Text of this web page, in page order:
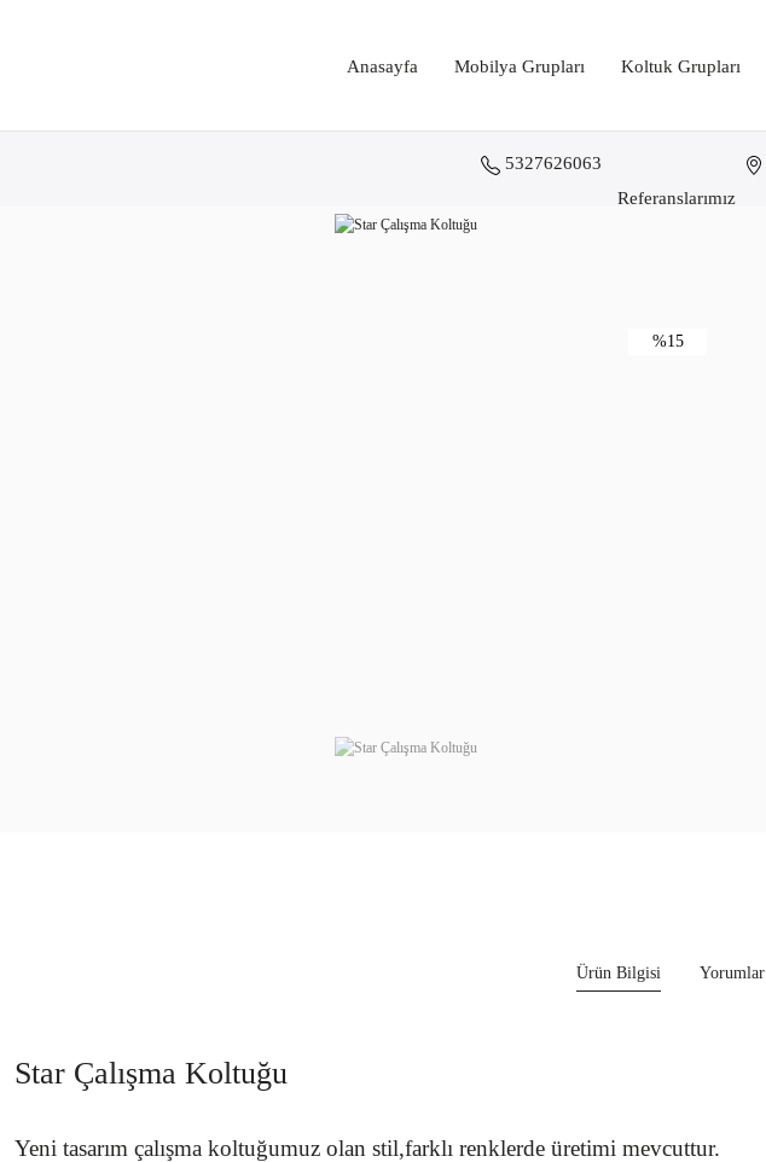
Anasayfa Mobilya Grupları Koltuk Grupları
Referanslarımız
5327626063
Star Çalışma Koltuğu
%15
Ürün Bilgisi Yorumlar
Star Çalışma Koltuğu
Yeni tasarım çalışma koltuğumuz olan stil,farklı renklerde üretimi mevcuttur.